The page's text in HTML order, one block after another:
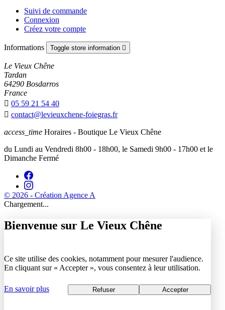
Suivi de commande
Connexion
Créez votre compte
Informations Toggle store information 
Le Vieux Chêne
Tardan
64290 Bosdarros
France
 05 59 21 54 40
 contact@levieuxchene-foiegras.fr
access_time Horaires - Boutique Le Vieux Chêne
du Lundi au Vendredi 8h00 - 18h00, le Samedi 9h00 - 17h00 et le
Dimanche Fermé
© 2026 - Création Agence A
Chargement...
Bienvenue sur Le Vieux Chêne
Ce site utilise des cookies, notamment pour mesurer l'audience.
En cliquant sur « Accepter », vous consentez à leur utilisation.
En savoir plus Refuser Accepter